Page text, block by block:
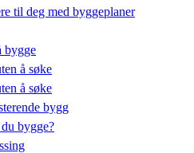
til deg med byggeplaner
bygge
å søke
å søke
bygg
bygge?